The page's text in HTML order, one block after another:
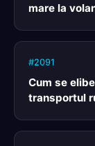
mare la
#2091
Cum se
transportul